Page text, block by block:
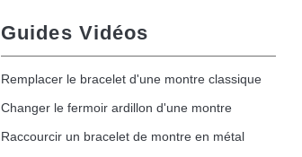
Guides Vidéos
Remplacer le bracelet d'une montre classique
Changer le fermoir ardillon d'une montre
Raccourcir un bracelet de montre en métal